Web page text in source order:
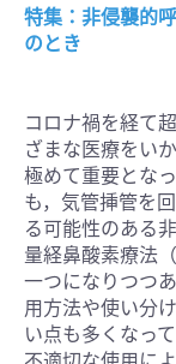
特集：非侵襲的
のとき
コロナ禍を経て
ざまな医療をい
極めて重要とな
も，気管挿管を
る可能性のある
量経鼻酸素療法
一つになりつつ
用方法や使い分
い点も多くなっ